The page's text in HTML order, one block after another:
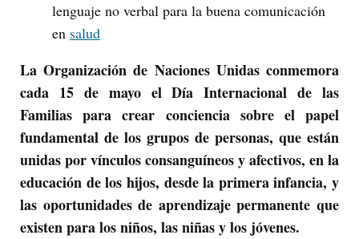
lenguaje no verbal para la buena comunicación
en salud
La Organización de Naciones Unidas conmemora
cada 15 de mayo el Día Internacional de las
Familias para crear conciencia sobre el papel
fundamental de los grupos de personas, que están
unidas por vínculos consanguíneos y afectivos, en la
educación de los hijos, desde la primera infancia, y
las oportunidades de aprendizaje permanente que
existen para los niños, las niñas y los jóvenes.